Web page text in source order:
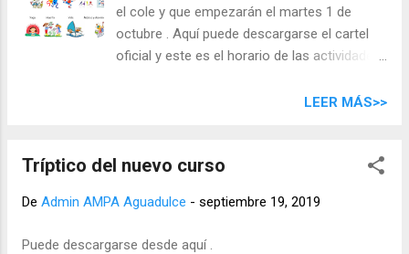
: Quien haya solicitado ayuda de la Consejería de Educaccion
le recomendamos que espere a la resolucion.
el cole y que empezarán el martes 1 de
octubre . Aquí puede descargarse el cartel
oficial y este es el horario de las actividades
descargar el horario en PDF). La información
Información complementaria (con los
inscripción .
LEER MÁS>>
Tríptico del nuevo curso
De Admin AMPA Aguadulce - septiembre 19, 2019
Puede descargarse desde aquí .